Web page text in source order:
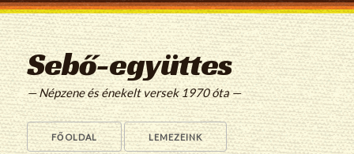
Sebő-együttes
— Népzene és énekelt versek 1970 óta —
FŐOLDAL LEMEZEINK